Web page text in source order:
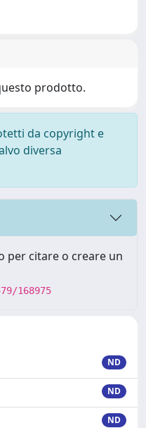
prodotto.
da copyright e
diversa
per citare o creare un
168975
ND
ND
ND